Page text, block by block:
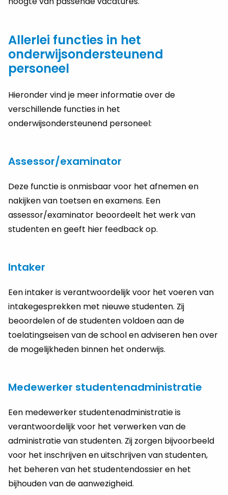
Allerlei functies in het
onderwijsondersteunend
personeel
Hieronder vind je meer informatie over de
verschillende functies in het
onderwijsondersteunend personeel:
Assessor/examinator
Deze functie is onmisbaar voor het afnemen en
nakijken van toetsen en examens. Een
assessor/examinator beoordeelt het werk van
studenten en geeft hier feedback op.
Intaker
Een intaker is verantwoordelijk voor het voeren van
intakegesprekken met nieuwe studenten. Zij
beoordelen of de studenten voldoen aan de
toelatingseisen van de school en adviseren hen over
de mogelijkheden binnen het onderwijs.
Medewerker studentenadministratie
Een medewerker studentenadministratie is
verantwoordelijk voor het verwerken van de
administratie van studenten. Zij zorgen bijvoorbeeld
voor het inschrijven en uitschrijven van studenten,
het beheren van het studentendossier en het
bijhouden van de aanwezigheid.